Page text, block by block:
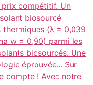
compétitif. Un
biosourcé
thermiques (λ = 0,039
w = 0,90) parmi les
biosourcés. Une
éprouvée... Sur
compte ! Avec notre